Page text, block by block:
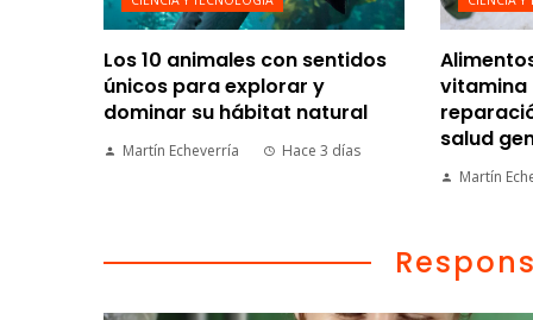
Los 10 animales con sentidos
únicos para explorar y
dominar su hábitat natural
Martín Echeverría Hace 3 días
vitamina
salud
Martín